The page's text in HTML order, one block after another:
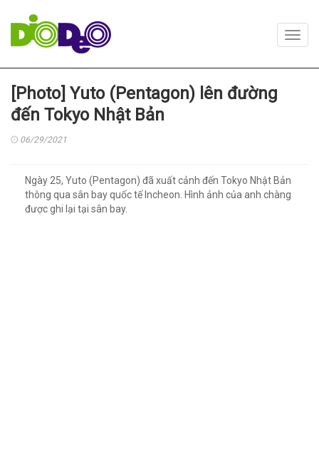
[Photo] Yuto (Pentagon) lên đường
đến Tokyo Nhật Bản
06/29/2021
Ngày 25, Yuto (Pentagon) đã xuất cảnh đến Tokyo Nhật Bản
thông qua sân bay quốc tế Incheon. Hình ảnh của anh chàng
được ghi lại tại sân bay.